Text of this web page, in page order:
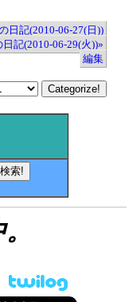
日記(2010-06-27(日))
日記(2010-06-29(火))»
編集